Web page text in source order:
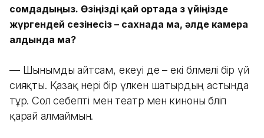
сомдадыңыз. Өзіңізді қай ортада өз үйіңізде
жүргендей сезінесіз – сахнада ма, әлде камера
алдында ма?
— Шынымды айтсам, екеуі де – екі бөлмелі бір үй
сияқты. Қазақ өнері бір үлкен шатырдың астында
тұр. Сол себепті мен театр мен киноны бөліп
қарай алмаймын.